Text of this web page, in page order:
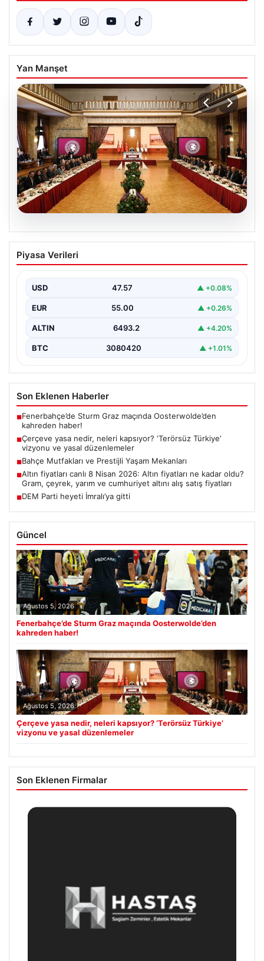
Yan Manşet
05.08.2026
Çerçeve yasa nedir, neleri kapsıyor?
‘Terörsüz Türkiye’ vizyonu ve yasal
Hukuk ve yasama alanında sıkça karşılaşılan önemli
Piyasa Verileri
USD 47.57 ▲ +0.08%
EUR 55.00 ▲ +0.26%
ALTIN 6493.2 ▲ +4.20%
BTC 3080420 ▲ +1.01%
Son Eklenen Haberler
■Fenerbahçe’de Sturm Graz maçında Oosterwolde’den
kahreden haber!
■Çerçeve yasa nedir, neleri kapsıyor? ‘Terörsüz Türkiye’
vizyonu ve yasal düzenlemeler
■Bahçe Mutfakları ve Prestijli Yaşam Mekanları
■Altın fiyatları canlı 8 Nisan 2026: Altın fiyatları ne kadar oldu?
Gram, çeyrek, yarım ve cumhuriyet altını alış satış fiyatları
■DEM Parti heyeti İmralı’ya gitti
Güncel
Ağustos 5, 2026
Fenerbahçe’de Sturm Graz maçında Oosterwolde’den
kahreden haber!
Ağustos 5, 2026
Çerçeve yasa nedir, neleri kapsıyor? ‘Terörsüz Türkiye’
vizyonu ve yasal düzenlemeler
Son Eklenen Firmalar